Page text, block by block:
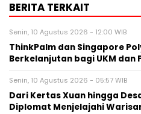
BERITA TERKAIT
Senin, 10 Agustus 2026 - 12:00 WIB
ThinkPalm dan Singapore
Berkelanjutan bagi UKM dan
Senin, 10 Agustus 2026 - 05:57 WIB
Dari Kertas Xuan hingga
Diplomat Menjelajahi